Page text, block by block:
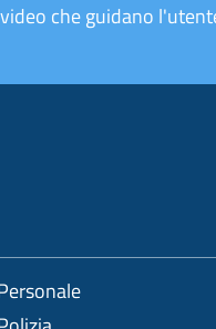
che guidano